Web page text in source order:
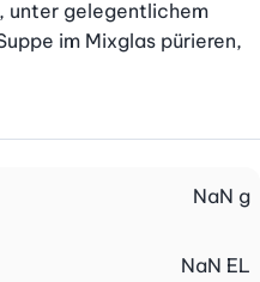
unter gelegentlichem
im Mixglas pürieren,
NaN g
NaN EL